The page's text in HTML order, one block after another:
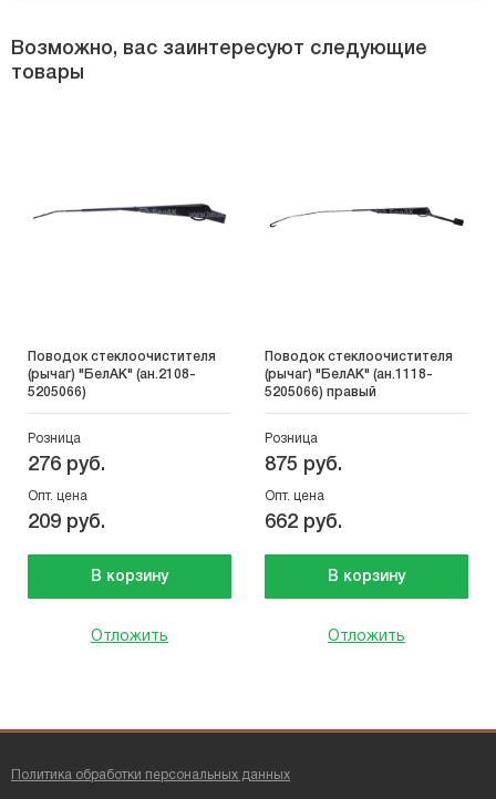
Возможно, вас заинтересуют следующие
товары
Поводок стеклоочистителя
(рычаг) "БелАК" (ан.2108-
5205066)
Розница
276 руб.
Опт. цена
209 руб.
В корзину
Отложить
Поводок стеклоочистителя
(рычаг) "БелАК" (ан.1118-
5205066) правый
Розница
875 руб.
Опт. цена
662 руб.
В корзину
Отложить
Политика обработки персональных данных